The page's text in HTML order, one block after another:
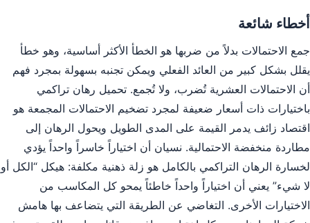
أخطاء شائعة
جمع الاحتمالات بدلاً من ضربها هو الخطأ الأكثر أساسية، وهو خطأ
يقلل بشكل كبير من العائد الفعلي ويمكن تجنبه بسهولة بمجرد فهم
أن الاحتمالات العشرية تُضرب، ولا تُجمع. تحميل رهان تراكمي
باختيارات ذات أسعار ضعيفة لمجرد تضخيم الاحتمالات المجمعة هو
اقتصاد زائف يدمر القيمة على المدى الطويل ويحول الرهان إلى
مطاردة منخفضة الاحتمالية. نسيان أن اختياراً خاسراً واحداً يؤدي
لخسارة الرهان التراكمي بالكامل هو زلة ذهنية مكلفة: هيكل “الكل أو
لا شيء” يعني أن اختياراً واحداً خاطئاً يمحو كل المكاسب من
الاختيارات الأخرى. التغاضي عن الطريقة التي يتضاعف بها هامش